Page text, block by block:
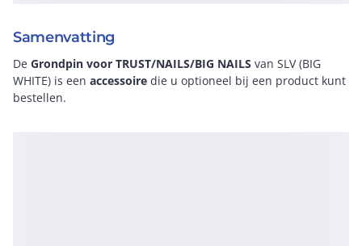
Samenvatting
De Grondpin voor TRUST/NAILS/BIG NAILS van SLV (BIG
WHITE) is een accessoire die u optioneel bij een product kunt
bestellen.